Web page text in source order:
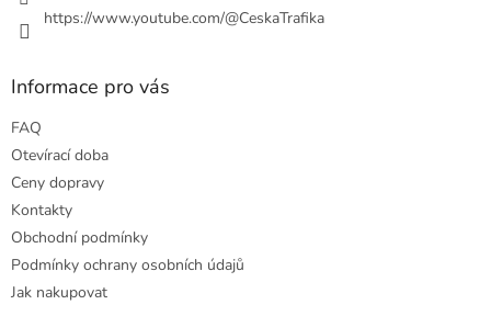
https://www.youtube.com/@CeskaTrafika
Informace pro vás
FAQ
Otevírací doba
Ceny dopravy
Kontakty
Obchodní podmínky
Podmínky ochrany osobních údajů
Jak nakupovat